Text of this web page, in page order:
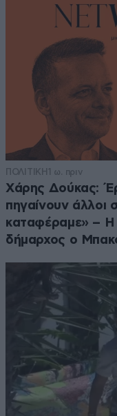
ΠΟΛΙΤΙΚΗ 1 ω. πριν
Χάρης Δούκας:
πηγαίνουν άλλοι
καταφέραμε» – Η
δήμαρχος ο